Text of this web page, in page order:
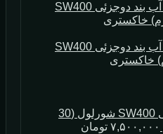
پک آب بند دوجزئی SW400
پک آب بند دوجزئی SW400
ملات آب بند دوجزئی SW400 شورلول (30
۷,۵۰۰,۰۰۰ تومان